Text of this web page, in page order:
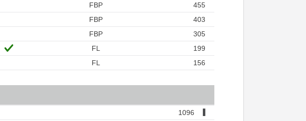
FBP
455
FBP
403
FBP
305
FL
199
FL 156
1096